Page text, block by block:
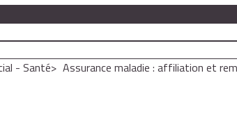
- Santé Assurance maladie : affiliation et